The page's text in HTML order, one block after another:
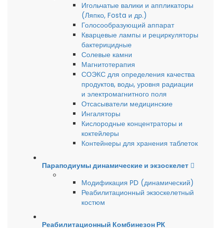
Игольчатые валики и аппликаторы
(Ляпко, Fosta и др.)
Голосообразующий аппарат
Кварцевые лампы и рециркуляторы
бактерицидные
Солевые камни
Магнитотерапия
СОЭКС для определения качества
продуктов, воды, уровня радиации
и электромагнитного поля
Отсасыватели медицинские
Ингаляторы
Кислородные концентраторы и
коктейлеры
Контейнеры для хранения таблеток
Параподиумы динамические и экзоскелет
Модификация PD (динамический)
Реабилитационный экзоскелетный
костюм
Реабилитационный Комбинезон РК